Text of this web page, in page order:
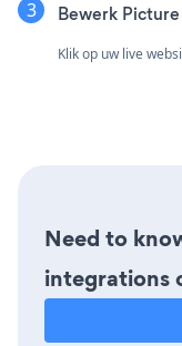
Bewerk
Klik op uw live
Need to
integrations